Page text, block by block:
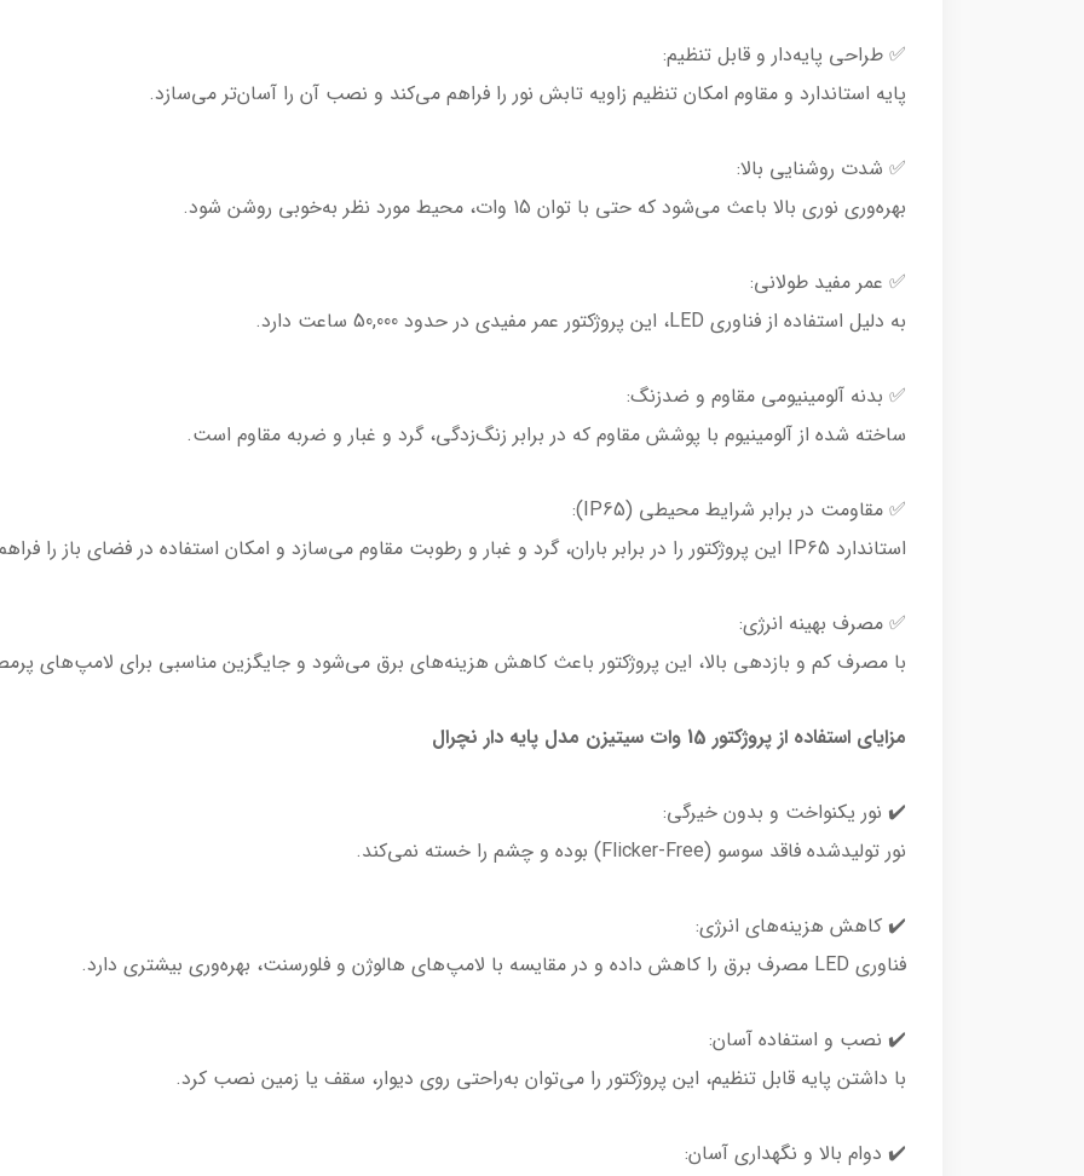
✅ طراحی پایه‌دار و قابل تنظیم:
پایه استاندارد و مقاوم امکان تنظیم زاویه تابش نور را فراهم می‌کند و نصب آن را آسان‌تر می‌سازد.
✅ شدت روشنایی بالا:
بهره‌وری نوری بالا باعث می‌شود که حتی با توان 15 وات، محیط مورد نظر به‌خوبی روشن شود.
✅ عمر مفید طولانی:
به دلیل استفاده از فناوری LED، این پروژکتور عمر مفیدی در حدود 50,000 ساعت دارد.
✅ بدنه آلومینیومی مقاوم و ضدزنگ:
ساخته شده از آلومینیوم با پوشش مقاوم که در برابر زنگ‌زدگی، گرد و غبار و ضربه مقاوم است.
✅ مقاومت در برابر شرایط محیطی (IP65):
استاندارد IP65 این پروژکتور را در برابر باران، گرد و غبار و رطوبت مقاوم می‌سازد و امکان استفاده در فضای باز را فراهم می‌کند.
✅ مصرف بهینه انرژی:
با مصرف کم و بازدهی بالا، این پروژکتور باعث کاهش هزینه‌های برق می‌شود و جایگزین مناسبی برای لامپ‌های
مزایای استفاده از پروژکتور 15 وات سیتیزن مدل پایه دار نچرال
✔️ نور یکنواخت و بدون خیرگی:
نور تولیدشده فاقد سوسو (Flicker-Free) بوده و چشم را خسته نمی‌کند.
✔️ کاهش هزینه‌های انرژی:
فناوری LED مصرف برق را کاهش داده و در مقایسه با لامپ‌های هالوژن و فلورسنت، بهره‌وری بیشتری دارد.
✔️ نصب و استفاده آسان:
با داشتن پایه قابل تنظیم، این پروژکتور را می‌توان به‌راحتی روی دیوار، سقف یا زمین نصب کرد.
✔️ دوام بالا و نگهداری آسان: